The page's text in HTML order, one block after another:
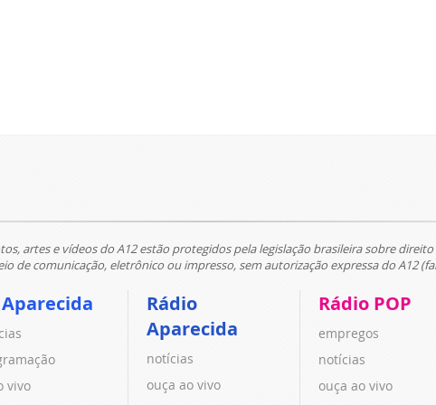
artes e vídeos do A12 estão protegidos pela legislação brasileira sobre
de comunicação, eletrônico ou impresso, sem autorização expressa do A12
Aparecida
vivo
Rádio
Aparecida
notícias
ouça ao vivo
Rádio POP
empregos
notícias
ouça ao vivo